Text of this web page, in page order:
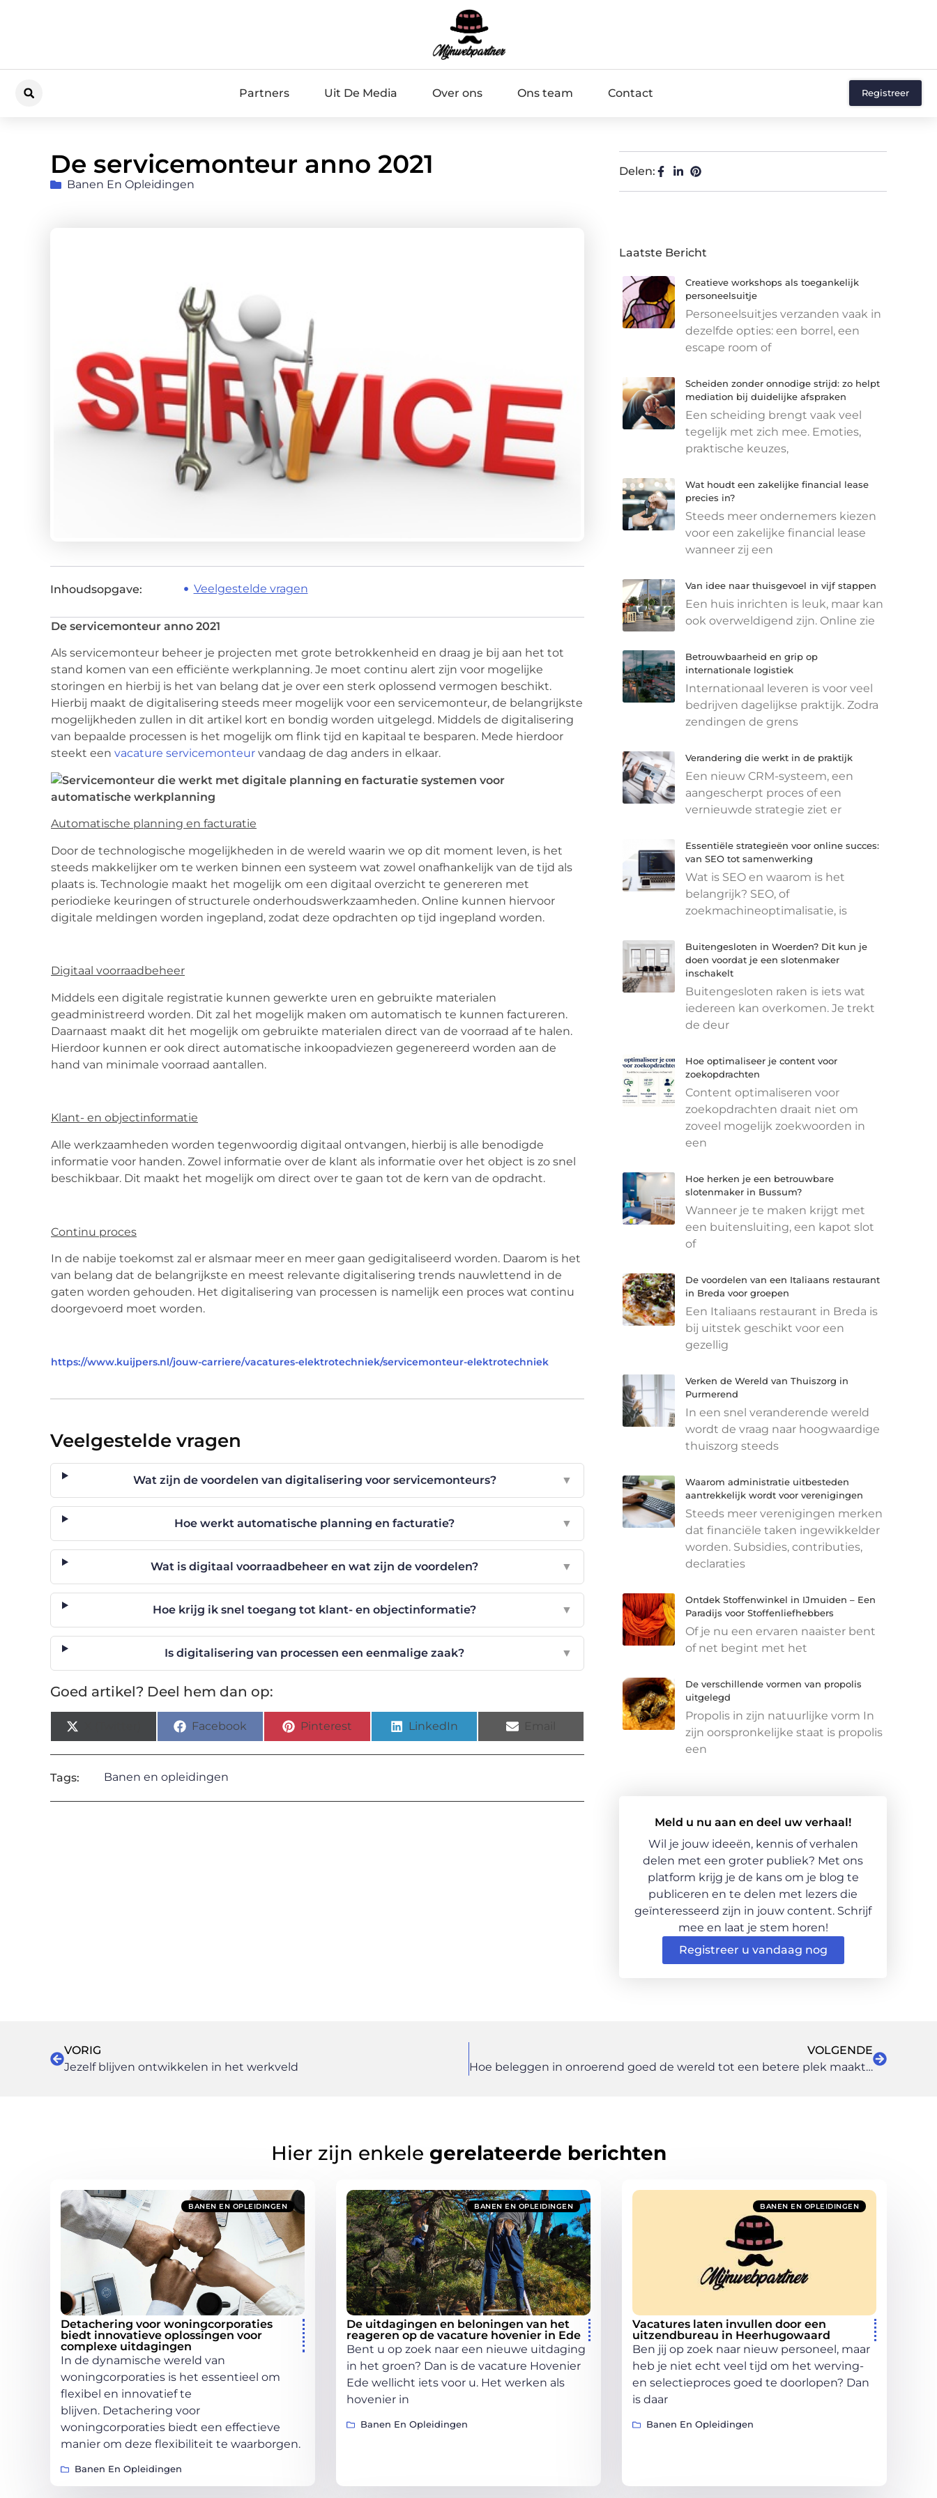
Partners Uit De Media Over ons Ons team Contact Registreer
De servicemonteur anno 2021
Banen En Opleidingen
Inhoudsopgave: Veelgestelde vragen
De servicemonteur anno 2021
Als servicemonteur beheer je projecten met grote betrokkenheid en draag je bij aan het tot
stand komen van een efficiënte werkplanning. Je moet continu alert zijn voor mogelijke
storingen en hierbij is het van belang dat je over een sterk oplossend vermogen beschikt.
Hierbij maakt de digitalisering steeds meer mogelijk voor een servicemonteur, de belangrijkste
mogelijkheden zullen in dit artikel kort en bondig worden uitgelegd. Middels de digitalisering
van bepaalde processen is het mogelijk om flink tijd en kapitaal te besparen. Mede hierdoor
steekt een vacature servicemonteur vandaag de dag anders in elkaar.
Automatische planning en facturatie
Door de technologische mogelijkheden in de wereld waarin we op dit moment leven, is het
steeds makkelijker om te werken binnen een systeem wat zowel onafhankelijk van de tijd als
plaats is. Technologie maakt het mogelijk om een digitaal overzicht te genereren met
periodieke keuringen of structurele onderhoudswerkzaamheden. Online kunnen hiervoor
digitale meldingen worden ingepland, zodat deze opdrachten op tijd ingepland worden.
Digitaal voorraadbeheer
Middels een digitale registratie kunnen gewerkte uren en gebruikte materialen
geadministreerd worden. Dit zal het mogelijk maken om automatisch te kunnen factureren.
Daarnaast maakt dit het mogelijk om gebruikte materialen direct van de voorraad af te halen.
Hierdoor kunnen er ook direct automatische inkoopadviezen gegenereerd worden aan de
hand van minimale voorraad aantallen.
Klant- en objectinformatie
Alle werkzaamheden worden tegenwoordig digitaal ontvangen, hierbij is alle benodigde
informatie voor handen. Zowel informatie over de klant als informatie over het object is zo snel
beschikbaar. Dit maakt het mogelijk om direct over te gaan tot de kern van de opdracht.
Continu proces
In de nabije toekomst zal er alsmaar meer en meer gaan gedigitaliseerd worden. Daarom is het
van belang dat de belangrijkste en meest relevante digitalisering trends nauwlettend in de
gaten worden gehouden. Het digitalisering van processen is namelijk een proces wat continu
doorgevoerd moet worden.
https://www.kuijpers.nl/jouw-carriere/vacatures-elektrotechniek/servicemonteur-elektrotechniek
Veelgestelde vragen
Wat zijn de voordelen van digitalisering voor servicemonteurs? ▼
Hoe werkt automatische planning en facturatie? ▼
Wat is digitaal voorraadbeheer en wat zijn de voordelen? ▼
Hoe krijg ik snel toegang tot klant- en objectinformatie? ▼
Is digitalisering van processen een eenmalige zaak? ▼
Goed artikel? Deel hem dan op:
Facebook Pinterest LinkedIn
Tags: Banen en opleidingen
Delen:
Laatste Bericht
Creatieve workshops als toegankelijk
personeelsuitje
Personeelsuitjes verzanden vaak in
dezelfde opties: een borrel, een
escape room of
Scheiden zonder onnodige strijd: zo helpt
mediation bij duidelijke afspraken
Een scheiding brengt vaak veel
tegelijk met zich mee. Emoties,
praktische keuzes,
Wat houdt een zakelijke financial lease
precies in?
Steeds meer ondernemers kiezen
voor een zakelijke financial lease
wanneer zij een
Van idee naar thuisgevoel in vijf stappen
Een huis inrichten is leuk, maar kan
ook overweldigend zijn. Online zie
Betrouwbaarheid en grip op
internationale logistiek
Internationaal leveren is voor veel
bedrijven dagelijkse praktijk. Zodra
zendingen de grens
Verandering die werkt in de praktijk
Een nieuw CRM-systeem, een
aangescherpt proces of een
vernieuwde strategie ziet er
Essentiële strategieën voor online succes:
van SEO tot samenwerking
Wat is SEO en waarom is het
belangrijk? SEO, of
zoekmachineoptimalisatie, is
Buitengesloten in Woerden? Dit kun je
doen voordat je een slotenmaker
inschakelt
Buitengesloten raken is iets wat
iedereen kan overkomen. Je trekt
de deur
Hoe optimaliseer je content voor
zoekopdrachten
Content optimaliseren voor
zoekopdrachten draait niet om
zoveel mogelijk zoekwoorden in
een
Hoe herken je een betrouwbare
slotenmaker in Bussum?
Wanneer je te maken krijgt met
een buitensluiting, een kapot slot
of
De voordelen van een Italiaans restaurant
in Breda voor groepen
Een Italiaans restaurant in Breda is
bij uitstek geschikt voor een
gezellig
Verken de Wereld van Thuiszorg in
Purmerend
In een snel veranderende wereld
wordt de vraag naar hoogwaardige
thuiszorg steeds
Waarom administratie uitbesteden
aantrekkelijk wordt voor verenigingen
Steeds meer verenigingen merken
dat financiële taken ingewikkelder
worden. Subsidies, contributies,
declaraties
Ontdek Stoffenwinkel in IJmuiden – Een
Paradijs voor Stoffenliefhebbers
Of je nu een ervaren naaister bent
of net begint met het
De verschillende vormen van propolis
uitgelegd
Propolis in zijn natuurlijke vorm In
zijn oorspronkelijke staat is propolis
een
Meld u nu aan en deel uw verhaal!
Wil je jouw ideeën, kennis of verhalen
delen met een groter publiek? Met ons
platform krijg je de kans om je blog te
publiceren en te delen met lezers die
geïnteresseerd zijn in jouw content. Schrijf
mee en laat je stem horen!
Registreer u vandaag nog
VORIG
Jezelf blijven ontwikkelen in het werkveld
VOLGENDE
Hoe beleggen in onroerend goed de wereld tot een betere plek maakte om te leven
Hier zijn enkele gerelateerde berichten
BANEN EN OPLEIDINGEN
Detachering voor woningcorporaties
biedt innovatieve oplossingen voor
complexe uitdagingen
In de dynamische wereld van
woningcorporaties is het essentieel om
flexibel en innovatief te
blijven. Detachering voor
woningcorporaties biedt een effectieve
manier om deze flexibiliteit te waarborgen.
Banen En Opleidingen
BANEN EN OPLEIDINGEN
De uitdagingen en beloningen van het
reageren op de vacature hovenier in Ede
Bent u op zoek naar een nieuwe uitdaging
in het groen? Dan is de vacature Hovenier
Ede wellicht iets voor u. Het werken als
hovenier in
Banen En Opleidingen
BANEN EN OPLEIDINGEN
Vacatures laten invullen door een
uitzendbureau in Heerhugowaard
Ben jij op zoek naar nieuw personeel, maar
heb je niet echt veel tijd om het werving-
en selectieproces goed te doorlopen? Dan
is daar
Banen En Opleidingen